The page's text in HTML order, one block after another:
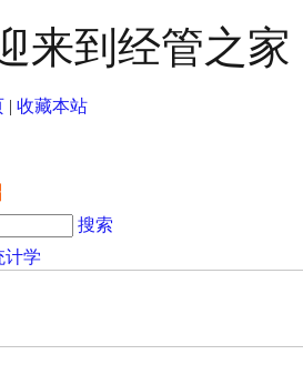
来到经管之家
| 收藏本站
搜索
计学